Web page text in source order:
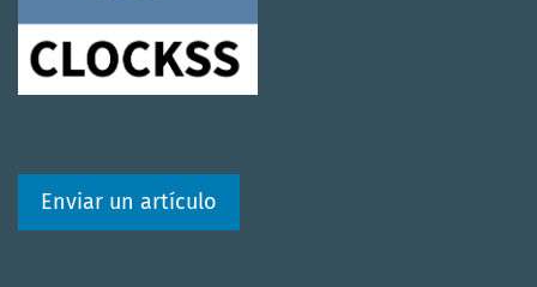
Enviar un artículo